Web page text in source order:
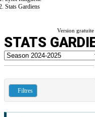
Stats Gardiens
Version
STATS
Filtres